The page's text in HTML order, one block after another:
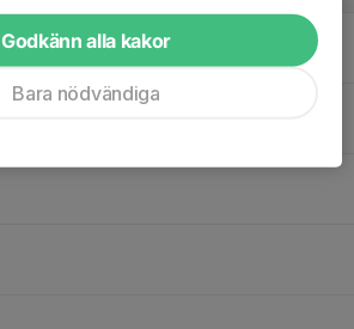
Godkänn alla kakor
Bara nödvändiga